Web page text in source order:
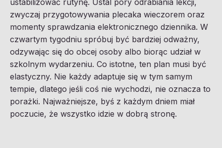
ustabilizować rutynę. Ustal pory odrabiania lekcji,
zwyczaj przygotowywania plecaka wieczorem oraz
momenty sprawdzania elektronicznego dziennika. W
czwartym tygodniu spróbuj być bardziej odważny,
odzywając się do obcej osoby albo biorąc udział w
szkolnym wydarzeniu. Co istotne, ten plan musi być
elastyczny. Nie każdy adaptuje się w tym samym
tempie, dlatego jeśli coś nie wychodzi, nie oznacza to
porażki. Najważniejsze, byś z każdym dniem miał
poczucie, że wszystko idzie w dobrą stronę.